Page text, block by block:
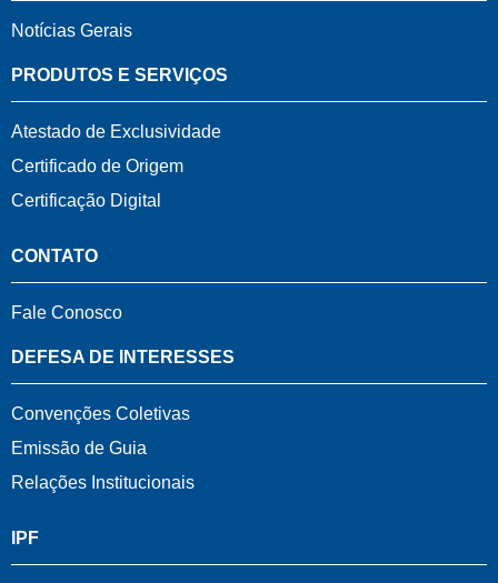
Notícias Gerais
PRODUTOS E SERVIÇOS
Atestado de Exclusividade
Certificado de Origem
Certificação Digital
CONTATO
Fale Conosco
DEFESA DE INTERESSES
Convenções Coletivas
Emissão de Guia
Relações Institucionais
IPF